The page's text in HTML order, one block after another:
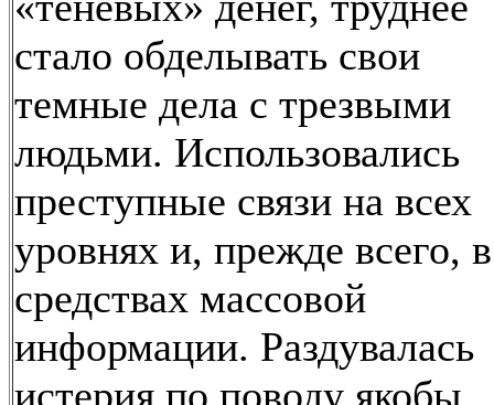
стало обделывать свои
темные дела с трезвыми
людьми. Использовались
преступные связи на всех
уровнях и, прежде всего, в
средствах массовой
информации. Раздувалась
истерия по поводу якобы